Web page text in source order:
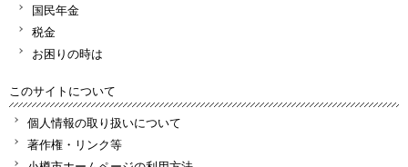
国民年金
税金
お困りの時は
このサイトについて
個人情報の取り扱いについて
著作権・リンク等